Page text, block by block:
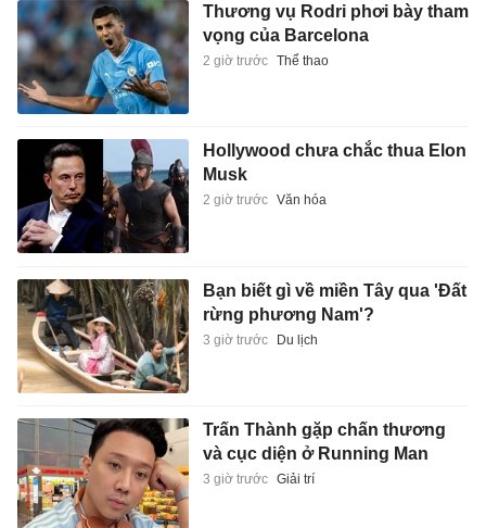
Thương vụ Rodri phơi bày tham
vọng của Barcelona
2 giờ trước Thể thao
Hollywood chưa chắc thua Elon
Musk
2 giờ trước Văn hóa
Bạn biết gì về miền Tây qua 'Đất
rừng phương Nam'?
3 giờ trước Du lịch
Trấn Thành gặp chấn thương
và cục diện ở Running Man
3 giờ trước Giải trí